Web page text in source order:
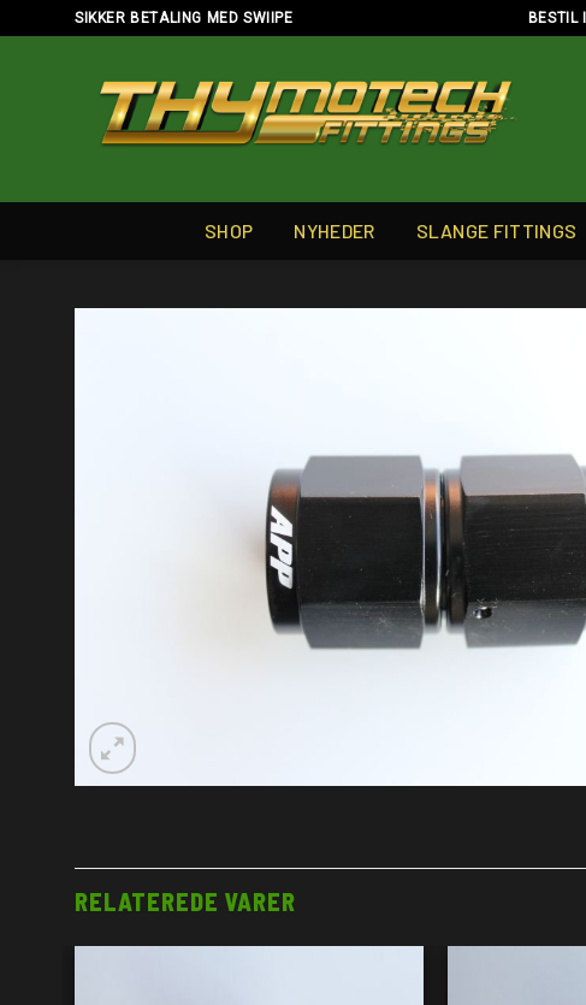
to
SIKKER BETALING MED SWIIPE BESTIL
SHOP NYHEDER SLANGE FITTINGS
RELATEREDE VARER